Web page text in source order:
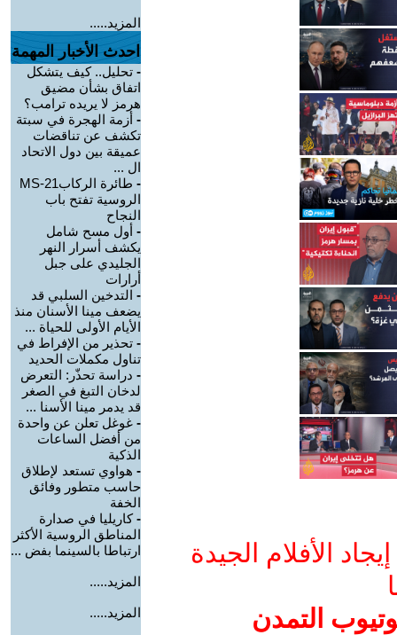
الأفلام الجيدة
التمدن
المزيد.....
احدث الأخبار المهمة
- تحليل.. كيف يتشكل
اتفاق بشأن مضيق
هرمز لا يريده ترامب؟
- أزمة الهجرة في سبتة
تكشف عن تناقضات
عميقة بين دول الاتحاد
ال ...
-
طائرة الركابMS-21
الروسية تفتح باب
النجاح
- أول مسح شامل
يكشف أسرار النهر
الجليدي على جبل
أرارات
- التدخين السلبي قد
يضعف مينا الأسنان منذ
الأيام الأولى للحياة ...
- تحذير من الإفراط في
تناول مكملات الحديد
- دراسة تحذّر: التعرض
لدخان التبغ في الصغر
قد يدمر مينا الأسنا ...
- غوغل تعلن عن واحدة
من أفضل الساعات
الذكية
- هواوي تستعد لإطلاق
حاسب متطور وفائق
الخفة
-كاريليا في صدارة
المناطق الروسية الأكثر
ارتباطا بالسينما بفض ...
المزيد.....
المزيد.....